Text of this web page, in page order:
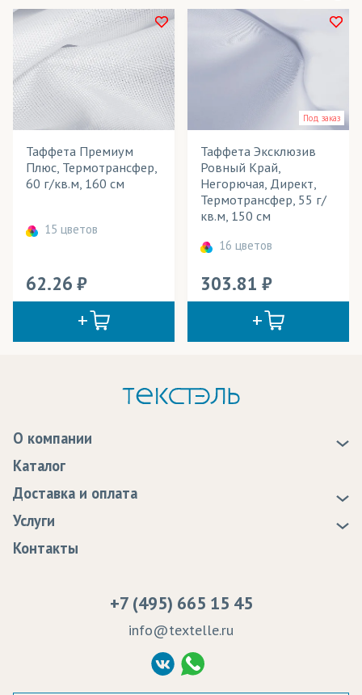
Таффета Премиум
Плюс, Термотрансфер,
60 г/кв.м, 160 см
15 цветов
62.26
Под заказ
Таффета Эксклюзив
Ровный Край,
Негорючая, Директ,
Термотрансфер, 55 г/
кв.м, 150 см
16 цветов
303.81
О компании
Статьи
Программа лояльности
Сертификаты качества
Судебные решения
Политика Конфиденциальности
Согласие на обработку ПД
Каталог
Доставка и оплата
Доставка
Оплата
Услуги
Образцы
Контакты
+7 (495) 665 15 45
info@textelle.ru